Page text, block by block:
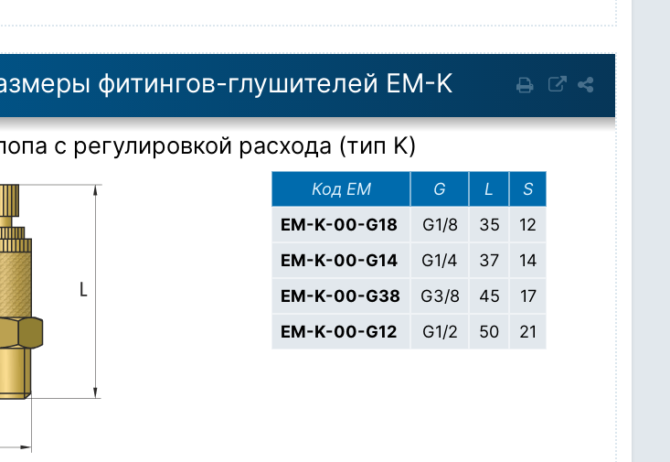
фитингов-глушителей EM-K
с регулировкой расхода (тип K)
Код EM G L
S
EM-K-00-G18
G1/8 35
12
EM-K-00-G14
G1/4 37
14
EM-K-00-G38
G3/8 45
17
EM-K-00-G12
G1/2 50 21